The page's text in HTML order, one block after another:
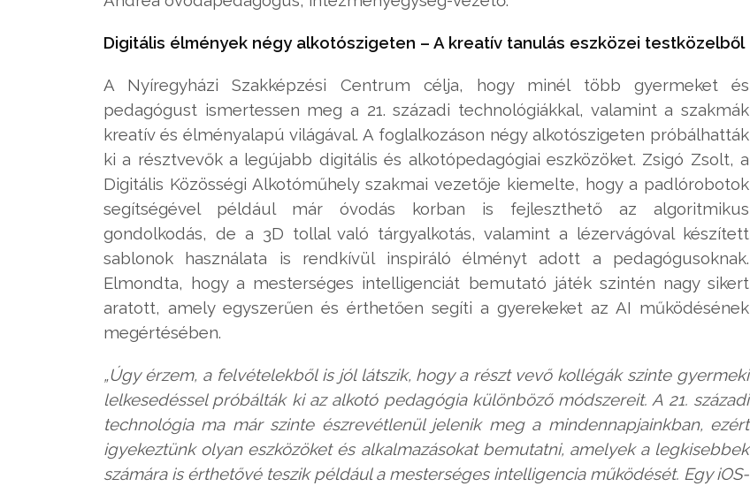
Digitális élmények négy alkotószigeten – A kreatív tanulás eszközei testközelből
A Nyíregyházi Szakképzési Centrum célja, hogy minél több gyermeket és
pedagógust ismertessen meg a 21. századi technológiákkal, valamint a szakmák
kreatív és élményalapú világával. A foglalkozáson négy alkotószigeten próbálhatták
ki a résztvevők a legújabb digitális és alkotópedagógiai eszközöket. Zsigó Zsolt, a
Digitális Közösségi Alkotóműhely szakmai vezetője kiemelte, hogy a padlórobotok
segítségével például már óvodás korban is fejleszthető az algoritmikus
gondolkodás, de a 3D tollal való tárgyalkotás, valamint a lézervágóval készített
sablonok használata is rendkívül inspiráló élményt adott a pedagógusoknak.
Elmondta, hogy a mesterséges intelligenciát bemutató játék szintén nagy sikert
aratott, amely egyszerűen és érthetően segíti a gyerekeket az AI működésének
megértésében.
„Úgy érzem, a felvételekből is jól látszik, hogy a részt vevő kollégák szinte gyermeki
lelkesedéssel próbálták ki az alkotó pedagógia különböző módszereit. A 21. századi
technológia ma már szinte észrevétlenül jelenik meg a mindennapjainkban, ezért
igyekeztünk olyan eszközöket és alkalmazásokat bemutatni, amelyek a legkisebbek
számára is érthetővé teszik például a mesterséges intelligencia működését. Egy iOS-